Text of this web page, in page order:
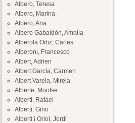
Albero, Teresa
Albero, Marina
Albero, Ana
Albero Gabaldón, Amalia
Alberola Ortiz, Carles
Alberoni, Francesco
Albert, Adrien
Albert García, Carmen
Albert Varela, Mireia
Alberte, Montse
Alberti, Rafael
Alberti, Gino
Albertí i Oriol, Jordi